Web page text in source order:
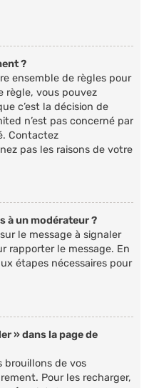
?
ensemble de règles pour
règle, vous pouvez
c’est la décision de
n’est pas concerné par
Contactez
pas les raisons de votre
à un modérateur ?
le message à signaler
rapporter le message. En
étapes nécessaires pour
» dans la page de
brouillons de vos
Pour les recharger,